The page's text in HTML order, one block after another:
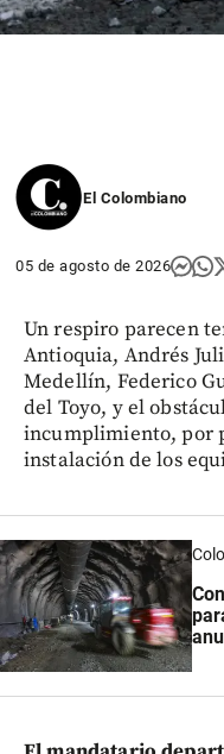
El Colombiano
05 de agosto de 2026
Un respiro parecen
Antioquia, Andrés
Medellín, Federico
del Toyo, y el
incumplimiento, por
instalación de los